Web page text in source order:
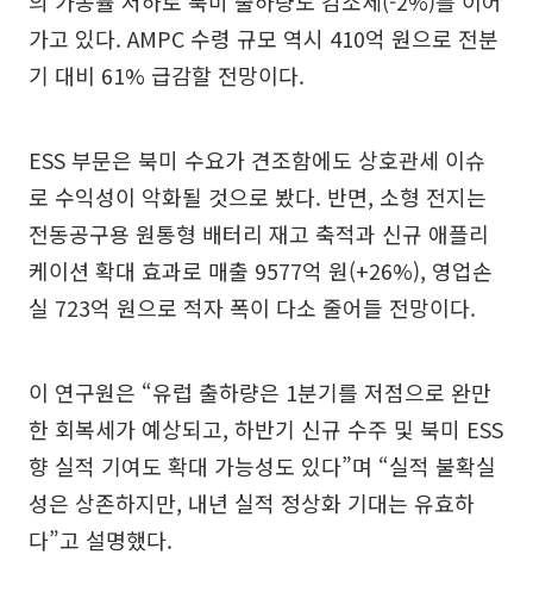
가고 있다. AMPC 수령 규모 역시 410억 원으로 전분
기 대비 61% 급감할 전망이다.
ESS 부문은 북미 수요가 견조함에도 상호관세 이슈
로 수익성이 악화될 것으로 봤다. 반면, 소형 전지는
전동공구용 원통형 배터리 재고 축적과 신규 애플리
케이션 확대 효과로 매출 9577억 원(+26%), 영업손
실 723억 원으로 적자 폭이 다소 줄어들 전망이다.
이 연구원은 “유럽 출하량은 1분기를 저점으로 완만
한 회복세가 예상되고, 하반기 신규 수주 및 북미 ESS
향 실적 기여도 확대 가능성도 있다”며 “실적 불확실
성은 상존하지만, 내년 실적 정상화 기대는 유효하
다”고 설명했다.